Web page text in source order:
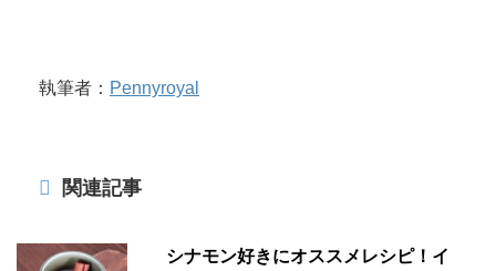
執筆者： Pennyroyal
関連記事
シナモン好きにオススメレシピ！イ